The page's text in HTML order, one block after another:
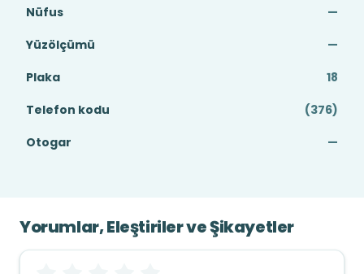
Nüfus
—
Yüzölçümü
—
Plaka
18
Telefon kodu
(376)
Otogar
—
Yorumlar, Eleştiriler ve Şikayetler